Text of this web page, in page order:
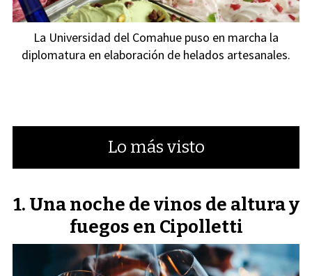
La Universidad del Comahue puso en marcha la
diplomatura en elaboración de helados artesanales.
Lo más visto
Una noche de vinos de altura y
fuegos en Cipolletti